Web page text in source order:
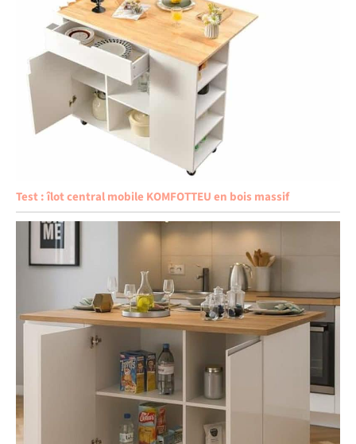
Test : îlot central mobile KOMFOTTEU en bois massif